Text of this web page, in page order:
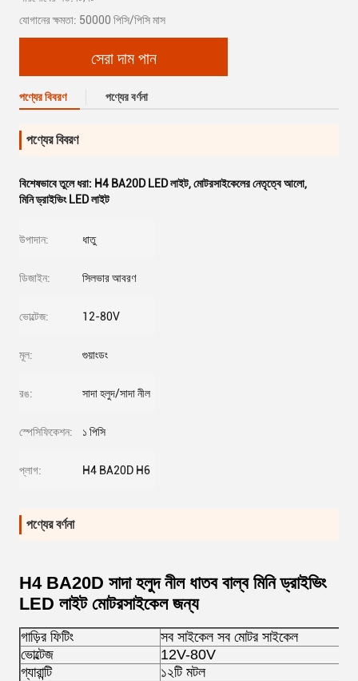
যোগানের ক্ষমতা: 50000 পিসি/পিসি মাস
সেরা দাম পান
পণ্যের বিবরণ পণ্যের বর্ণনা
পণ্যের বিবরণ
বিশেষভাবে তুলে ধরা: H4 BA20D LED লাইট,মোটরসাইকেলের নেতৃত্বে আলো,
মিনি ড্রাইভিং LED লাইট
উপাদান: ধাতু
ডিজাইন: সিলভার আবরণ
ভোল্টেজ: 12-80V
মূল: গুয়াংডং
রঙ: সাদা হলুদ/সাদা নীল
স্পেসিফিকেশন: ১ পিসি
প্লাগ: H4 BA20D H6
পণ্যের বর্ণনা
H4 BA20D সাদা হলুদ নীল ধাতব বাল্ব মিনি ড্রাইভিং
LED লাইট মোটরসাইকেল জন্য
গাড়ির ফিটিং
সব সাইকেল সব মোটর সাইকেল
ভোল্টেজ
12V-80V
গ্যারান্টি
১২টি মটল